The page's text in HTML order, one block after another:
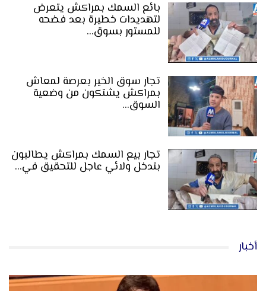
بائع السمك بمراكش يتعرض
لتهديدات خطيرة بعد فضحه
للمستور بسوق…
تجار سوق الخير بعرصة لمعاش
بمراكش يشتكون من وضعية
السوق…
تجار بيع السمك بمراكش يطالبون
بتدخل ولائي عاجل للتحقيق في…
أخبار